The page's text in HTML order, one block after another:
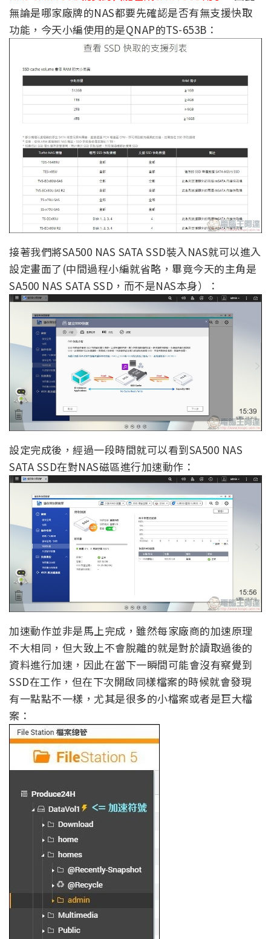
無論是哪家廠牌的NAS都要先確認是否有無支援快取
功能，今天小編使用的是QNAP的TS-653B：
接著我們將SA500 NAS SATA SSD裝入NAS就可以進入
設定畫面了(中間過程小編就省略，畢竟今天的主角是
SA500 NAS SATA SSD，而不是NAS本身）：
設定完成後，經過一段時間就可以看到SA500 NAS
SATA SSD在對NAS磁區進行加速動作：
加速動作並非是馬上完成，雖然每家廠商的加速原理
不大相同，但大致上不會脫離的就是對於讀取過後的
資料進行加速，因此在當下一瞬間可能會沒有察覺到
SSD在工作，但在下次開啟同樣檔案的時候就會發現
有一點點不一樣，尤其是很多的小檔案或者是巨大檔
案：